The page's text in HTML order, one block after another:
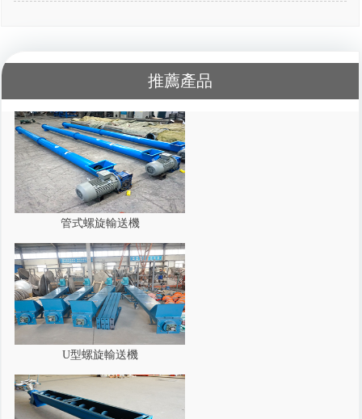
推薦產品
管式螺旋輸送機
U型螺旋輸送機